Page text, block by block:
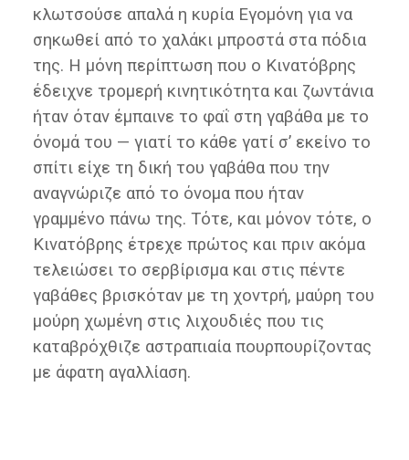
κλωτσούσε απαλά η κυρία Εγομόνη για να
σηκωθεί από το χαλάκι μπροστά στα πόδια
της. Η μόνη περίπτωση που ο Κινατόβρης
έδειχνε τρομερή κινητικότητα και ζωντάνια
ήταν όταν έμπαινε το φαΐ στη γαβάθα με το
όνομά του — γιατί το κάθε γατί σ’ εκείνο το
σπίτι είχε τη δική του γαβάθα που την
αναγνώριζε από το όνομα που ήταν
γραμμένο πάνω της. Τότε, και μόνον τότε, ο
Κινατόβρης έτρεχε πρώτος και πριν ακόμα
τελειώσει το σερβίρισμα και στις πέντε
γαβάθες βρισκόταν με τη χοντρή, μαύρη του
μούρη χωμένη στις λιχουδιές που τις
καταβρόχθιζε αστραπιαία πουρπουρίζοντας
με άφατη αγαλλίαση.